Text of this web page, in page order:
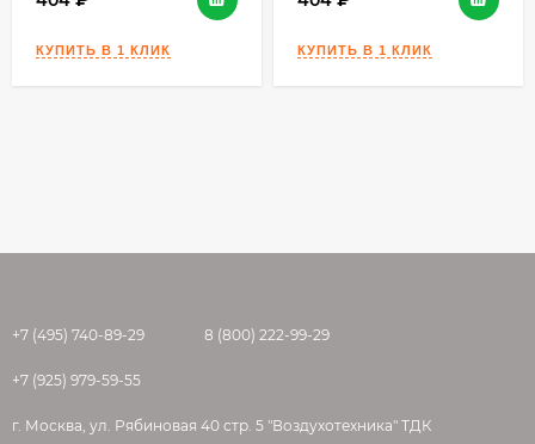
+7 (495) 740-89-29 8 (800) 222-99-29
+7 (925) 979-59-55
г. Москва, ул. Рябиновая 40 стр. 5 "Воздухотехника" ТДК